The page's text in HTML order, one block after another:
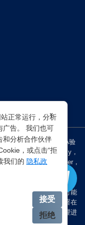
验证、CAPTCHA验
供了HTTP API和Proxy，
反爬虫设置Referer，
国大陆IP环境下直连时可能
式解决：一是将其部署在
启TUN模式的全局代理进
×
正常运行，分析
广告。 我们也可
和分析合作伙伴
，或点击“拒
我们的 隐私政
接受
拒绝